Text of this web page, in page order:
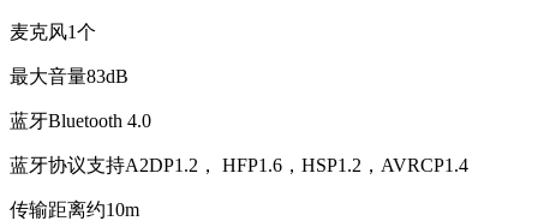
麦克风1个
最大音量83dB
蓝牙Bluetooth 4.0
蓝牙协议支持A2DP1.2， HFP1.6，HSP1.2，AVRCP1.4
传输距离约10m